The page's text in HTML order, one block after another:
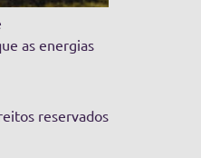
as energias
reservados